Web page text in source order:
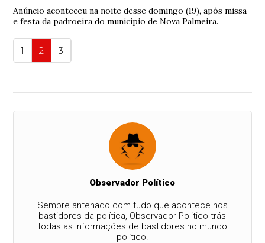
Anúncio aconteceu na noite desse domingo (19), após missa
e festa da padroeira do município de Nova Palmeira.
1 2 3
Observador Político
Sempre antenado com tudo que acontece nos
bastidores da política, Observador Politico trás
todas as informações de bastidores no mundo
político.